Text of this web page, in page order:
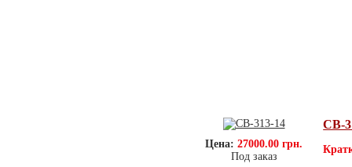
Цена: 27000.00 грн.
Под заказ
СВ-